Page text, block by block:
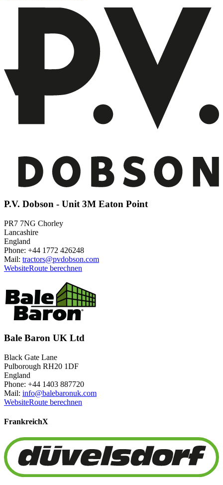
P.V. Dobson - Unit 3M Eaton Point
PR7 7NG Chorley
Lancashire
England
Phone: +44 1772 426248
Mail: tractors@pvdobson.com
WebsiteRoute berechnen
Bale Baron UK Ltd
Black Gate Lane
Pulborough RH20 1DF
England
Phone: +44 1403 887720
Mail: info@balebaronuk.com
WebsiteRoute berechnen
FrankreichX